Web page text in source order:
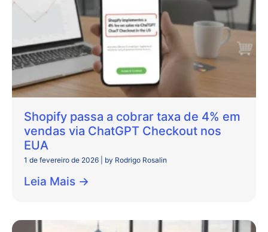
Shopify passa a cobrar taxa de 4% em
vendas via ChatGPT Checkout nos
EUA
1 de fevereiro de 2026 by Rodrigo Rosalin
Leia Mais →